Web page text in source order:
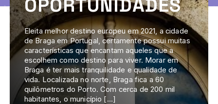
Eleita melhor destino europeu em 2021, a cidade
de Braga em Portugal, certamente possui muitas
características que encantam aqueles que a
escolhem como destino para viver. Morar em
Braga é ter mais tranquilidade e qualidade de
vida. Localizada no norte, Braga fica a 60
quilômetros do Porto. Com cerca de 200 mil
habitantes, o município […]